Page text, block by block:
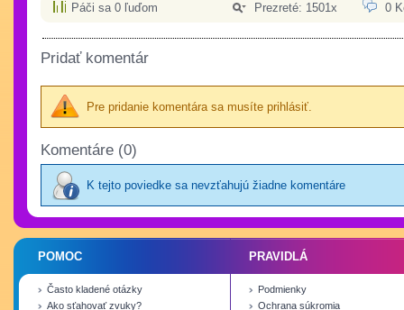
Páči sa 0 ľuďom 0
Prezreté: 1501x
Pridať komentár
Pre pridanie komentára sa musíte prihlásiť.
Komentáre (0)
K tejto poviedke sa nevzťahujú žiadne komentáre
POMOC
Často kladené otázky
Ako sťahovať zvuky?
PRAVIDLÁ
Podmienky
Ochrana súkromia